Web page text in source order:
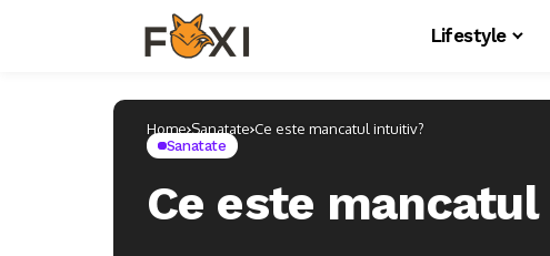
Lifestyle
Home Sanatate Ce este mancatul intuitiv?
Sanatate
Ce este